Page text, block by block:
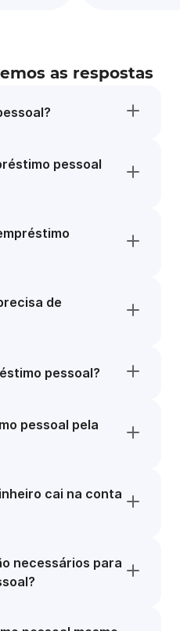
as respostas
pessoal
de
pessoal?
pessoal pela
cai na conta
necessários para